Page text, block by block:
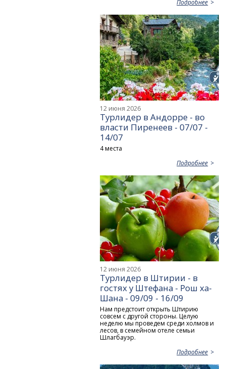
Подробнее
12 июня 2026
Турлидер в Андорре - во
власти Пиренеев - 07/07 -
14/07
4 места
Подробнее
12 июня 2026
Турлидер в Штирии - в
гостях у Штефана - Рош ха-
Шана - 09/09 - 16/09
Нам предстоит открыть Штирию
совсем с другой стороны. Целую
неделю мы проведем среди холмов и
лесов, в семейном отеле семьи
Шлагбауэр.
Подробнее